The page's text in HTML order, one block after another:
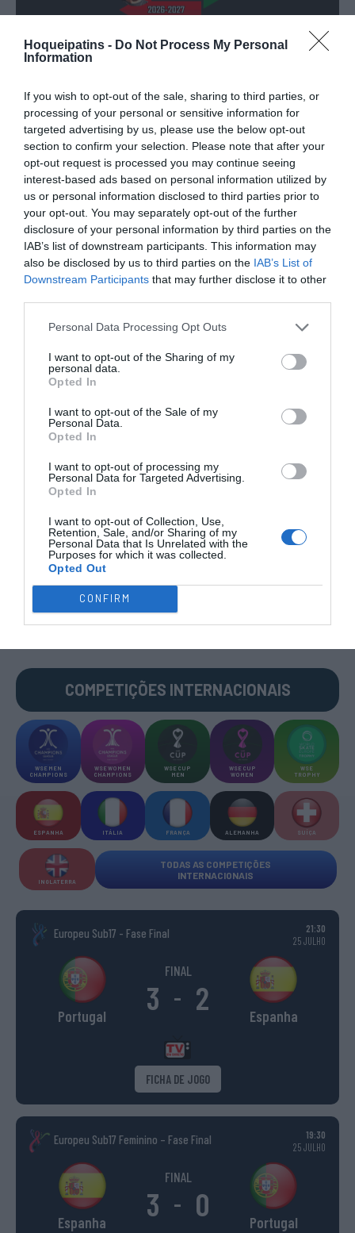
Hoqueipatins - Do Not Process My Personal
Information
If you wish to opt-out of the sale, sharing to third parties, or
processing of your personal or sensitive information for
targeted advertising by us, please use the below opt-out
section to confirm your selection. Please note that after your
opt-out request is processed you may continue seeing
interest-based ads based on personal information utilized by
us or personal information disclosed to third parties prior to
your opt-out. You may separately opt-out of the further
disclosure of your personal information by third parties on the
IAB’s list of downstream participants. This information may
also be disclosed by us to third parties on the IAB’s List of
Downstream Participants that may further disclose it to other
Personal Data Processing Opt Outs
I want to opt-out of the Sharing of my
personal data.
Opted In
I want to opt-out of the Sale of my
Personal Data.
Opted In
I want to opt-out of processing my
Personal Data for Targeted Advertising.
Opted In
I want to opt-out of Collection, Use,
Retention, Sale, and/or Sharing of my
Personal Data that Is Unrelated with the
Purposes for which it was collected.
Opted Out
CONFIRM
TRANSFERÊNCIAS - ÉPOCA 2026/27
CAMPEÕES, SUBIDAS E DESCIDAS2025-26
JOGOS EM DIRETO
ÚLTIMOS
RESULTADOS
PRÓXIMOS
JOGOS
COMPETIÇÕES
SUB-23
COMPETIÇÕES INTERNACIONAIS
WSE MEN
CHAMPIONS
WSE WOMEN
CHAMPIONS
WSE CUP
MEN
WSE CUP
WOMEN
WSE
TROPHY
ESPANHA ITÁLIA FRANÇA ALEMANHA SUÍÇA
INGLATERRA
TODAS AS COMPETIÇÕES
INTERNACIONAIS
Europeu Sub17 - Fase Final
21:30
25 JULHO
Portugal
FINAL
3 - 2 Espanha
FICHA DE JOGO
Europeu Sub17 Feminino – Fase Final
19:30
25 JULHO
Espanha
FINAL
3 - 0 Portugal